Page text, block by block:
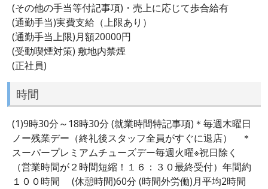
(その他の手当等付記事項)・売上に応じて歩合給有
(通勤手当)実費支給（上限あり）
(通勤手当上限)月額20000円
(受動喫煙対策) 敷地内禁煙
(正社員)
時間
(1)9時30分～18時30分 (就業時間特記事項)＊毎週木曜日
ノー残業デー（終礼後スタッフ全員がすぐに退店） ＊
スーパープレミアムチューズデー毎週火曜※祝日除く
（営業時間が２時間短縮！１６：３０最終受付）年間約
１００時間 (休憩時間)60分 (時間外労働)月平均2時間